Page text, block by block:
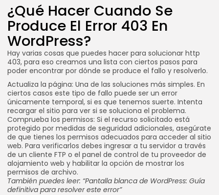
¿Qué Hacer Cuando Se
Produce El Error 403 En
WordPress?
Hay varias cosas que puedes hacer para solucionar http
403, para eso creamos una lista con ciertos pasos para
poder encontrar por dónde se produce el fallo y resolverlo.
Actualiza la página: Una de las soluciones más simples. En
ciertos casos este tipo de fallo puede ser un error
únicamente temporal, si es que tenemos suerte. Intenta
recargar el sitio para ver si se soluciona el problema.
Comprueba los permisos: Si el recurso solicitado está
protegido por medidas de seguridad adicionales, asegúrate
de que tienes los permisos adecuados para acceder al sitio
web. Para verificarlos debes ingresar a tu servidor a través
de un cliente FTP o el panel de control de tu proveedor de
alojamiento web y habilitar la opción de mostrar los
permisos de archivo.
También puedes leer: “Pantalla blanca de WordPress: Guía
definitiva para resolver este error”